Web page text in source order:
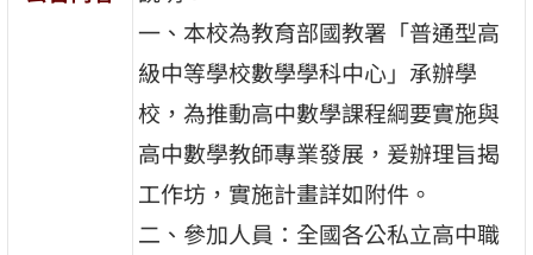
一、本校為教育部國教署「普通型高
級中等學校數學學科中心」承辦學
校，為推動高中數學課程綱要實施與
高中數學教師專業發展，爰辦理旨揭
工作坊，實施計畫詳如附件。
二、參加人員：全國各公私立高中職